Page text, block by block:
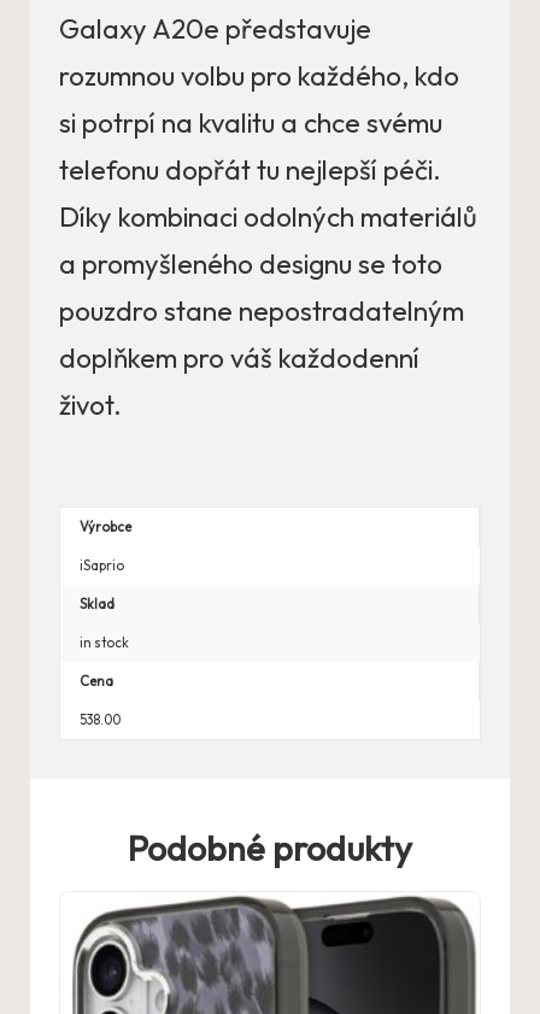
Galaxy A20e představuje
rozumnou volbu pro každého, kdo
si potrpí na kvalitu a chce svému
telefonu dopřát tu nejlepší péči.
Díky kombinaci odolných materiálů
a promyšleného designu se toto
pouzdro stane nepostradatelným
doplňkem pro váš každodenní
život.
Výrobce
iSaprio
Sklad
in stock
Cena
538.00
Podobné produkty